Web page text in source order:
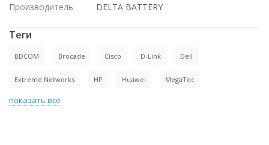
Производитель
DELTA BATTERY
Теги
BDCOM Brocade Cisco D-Link Dell
Extreme Networks HP Huawei MegaTec
показать все